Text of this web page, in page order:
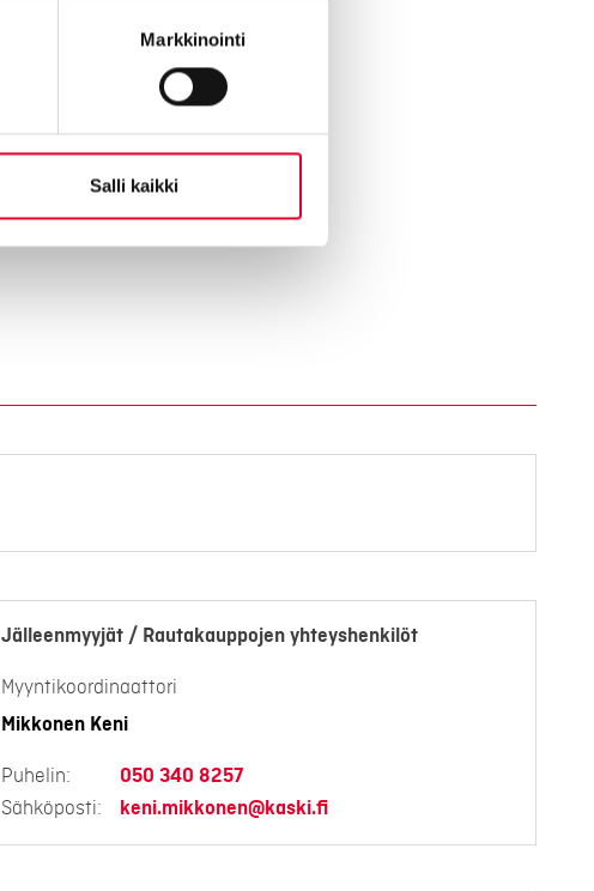
Markkinointi
Salli kaikki
Jälleenmyyjät / Rautakauppojen yhteyshenkilöt
Myyntikoordinaattori
Mikkonen Keni
Puhelin:
050 340 8257
Sähköposti:
keni.mikkonen@kaski.fi